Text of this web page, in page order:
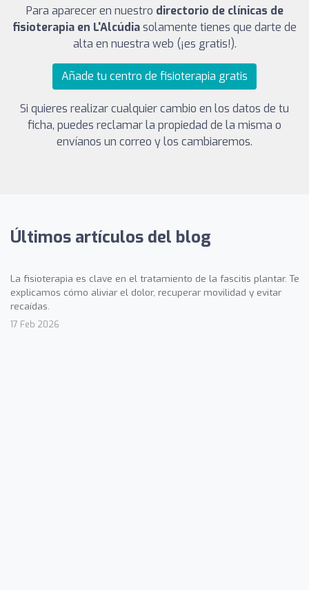
Para aparecer en nuestro directorio de clínicas de
fisioterapia en L'Alcúdiasolamente tienes que darte de
alta en nuestra web (¡es gratis!).
Añade tu centro de fisioterapia gratis
Si quieres realizar cualquier cambio en los datos de tu
ficha, puedes reclamar la propiedad de la misma o
envíanos un correo y los cambiaremos.
Últimos artículos del blog
La fisioterapia es clave en el tratamiento de la fascitis plantar. Te
explicamos cómo aliviar el dolor, recuperar movilidad y evitar
recaídas.
17 Feb 2026